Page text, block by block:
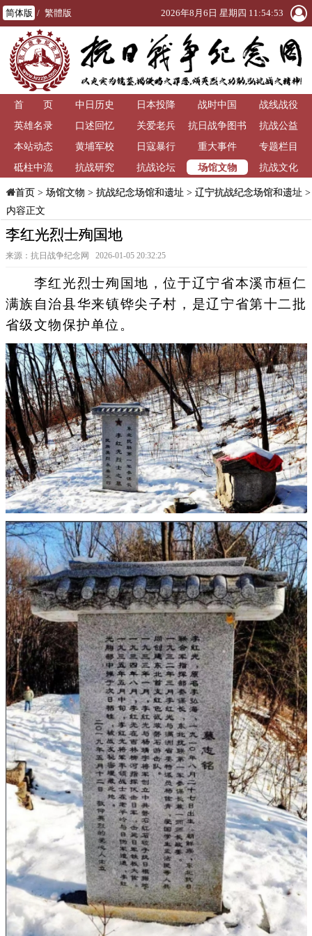
简体版 / 繁體版 2026年8月6日 星期四 11:54:54
首 页 中日历史 日本投降 战时中国
战线战役
英雄名录
口述回忆 关爱老兵
抗日战争图书
馆
抗战公益
本站动态
黄埔军校 日寇暴行 重大事件
专题栏目
砥柱中流
抗战研究 抗战论坛 场馆文物 抗战文化
首页> 场馆文物 > 抗战纪念场馆和遗址 > 辽宁抗战纪念场馆和遗址 >
内容正文
李红光烈士殉国地
来源：抗日战争纪念网 2026-01-05 20:32:25
李红光烈士殉国地，位于辽宁省本溪市桓仁
满族自治县华来镇铧尖子村，是辽宁省第十二批
省级文物保护单位。